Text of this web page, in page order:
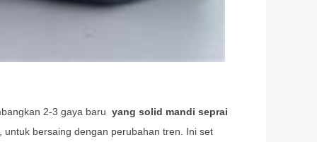
2-3 gaya baru yang solid mandi seprai
bersaing dengan perubahan tren. Ini set